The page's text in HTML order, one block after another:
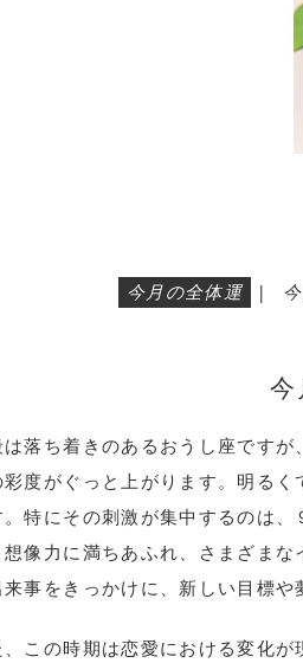
今月の全体運 |
今
は落ち着きのあるおうし座です
彩度がぐっと上がります。明る
。特にその刺激が集中するのは
想像力に満ちあふれ、さまざま
来事をきっかけに、新し い 目標や
、この時期は恋愛における変化が